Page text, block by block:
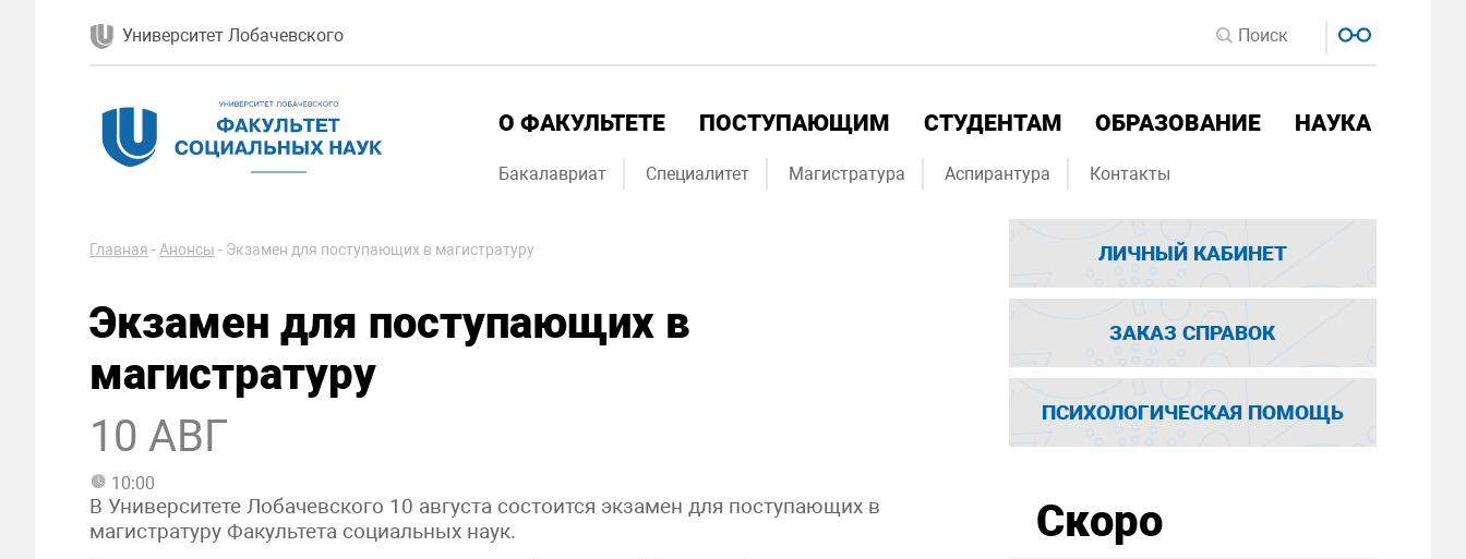
Университет Лобачевского
О ФАКУЛЬТЕТЕ ПОСТУПАЮЩИМ СТУДЕНТАМ ОБРАЗОВАНИЕ НАУКА
Бакалавриат Специалитет Магистратура Аспирантура Контакты
Главная -Анонсы - Экзамен для поступающих в магистратуру
Экзамен для поступающих в
магистратуру
10 АВГ
10:00
В Университете Лобачевского 10 августа состоится экзамен для поступающих в
магистратуру Факультета социальных наук.
ЛИЧНЫЙ КАБИНЕТ
ЗАКАЗ СПРАВОК
ПСИХОЛОГИЧЕСКАЯ ПОМОЩЬ
Скоро